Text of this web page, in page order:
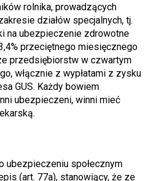
rolnika, prowadzących
działów specjalnych, tj.
na ubezpieczenie zdrowotne
przeciętnego miesięcznego
przedsiębiorstw w czwartym
włącznie z wypłatami z zysku
GUS. Każdy bowiem
ubezpieczeni, winni mieć
ubezpieczeniu społecznym
(art. 77a), stanowiący, że ze